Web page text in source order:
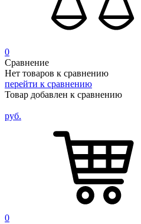
0
Сравнение
Нет товаров к сравнению
перейти к сравнению
Товар добавлен к сравнению
руб.
0